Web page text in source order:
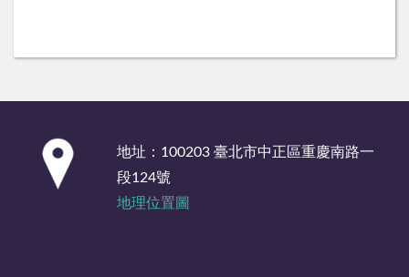
地址：100203 臺北市中正區重慶南路一
段124號
地理位置圖